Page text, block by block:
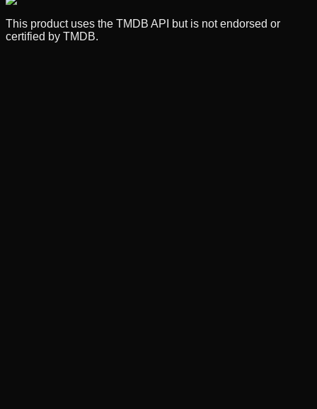
This product uses the TMDB API but is not endorsed or
certified by TMDB.